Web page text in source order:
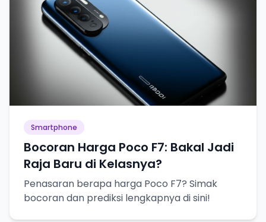
Smartphone
Bocoran Harga Poco F7: Bakal Jadi
Raja Baru di Kelasnya?
Penasaran berapa harga Poco F7? Simak
bocoran dan prediksi lengkapnya di sini!